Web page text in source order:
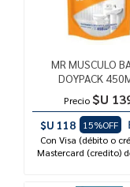
MR MUSCULO
DOYPACK
Precio $U
$U 118
15%OFF
Con Visa (débito o
Mastercard (credito)